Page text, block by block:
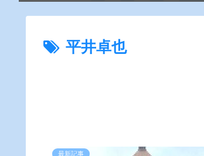
平井卓也
最新記事